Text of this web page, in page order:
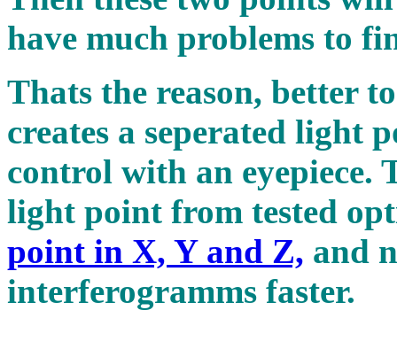
have much problems to
Thats the reason, better
creates a seperated light
control with an eyepiece.
light point from tested
point in X, Y and Z, and
interferogramms